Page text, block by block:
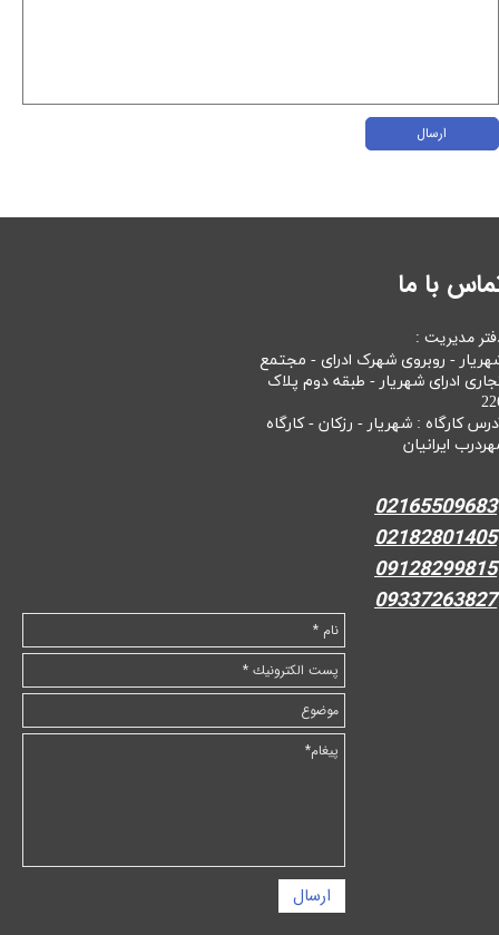
ارسال
ارسال
با ما
مدیریت :
- روبروی شهرک ادرای - مجتمع
ادرای شهریار - طبقه دوم پلاک
کارگاه : شهریار - رزکان - کارگاه
ایرانیان
02165509683
02182801405
09128299815
09337263827